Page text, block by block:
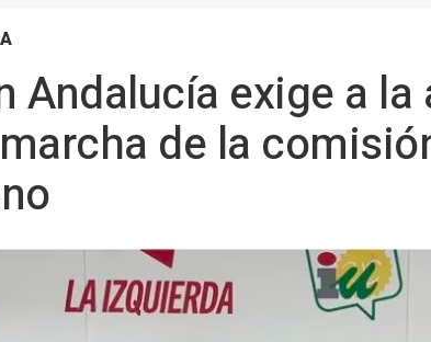
Andalucía exige a
de la